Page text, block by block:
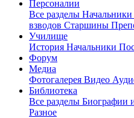
Персоналии
Все разделы Начальники
взводов Старшины
Училище
История Начальники
Форум
Медиа
Фотогалерея Видео
Библиотека
Все разделы Биографии
Разное